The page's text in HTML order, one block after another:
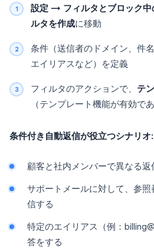
設定 → フィルタとブロック
ルタを作成に移動
条件（送信者のドメイン、件
エイリアスなど）を定義
フィルタのアクションで、 テ
（テンプレート機能が有効で
条件付き自動返信が役立つシナリオ:
顧客と社内メンバーで異なる返
サポートメールに対して、参
信する
特定のエイリアス（例：
答をする